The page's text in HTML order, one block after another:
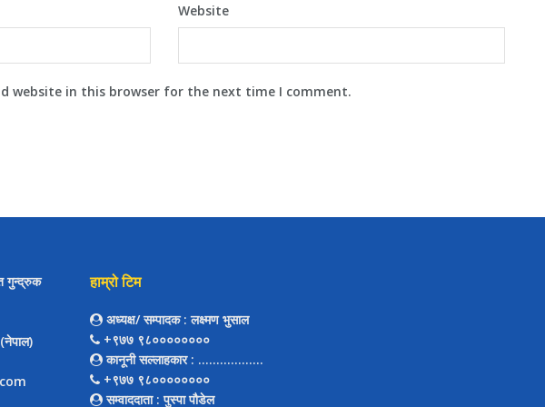
Website
website in this browser for the next time I comment.
गुन्द्रुक
हाम्रो टिम
अध्यक्ष/ सम्पादक: लक्ष्मण भुसाल
+९७७ ९८००००००००
कानूनी सल्लाहकार: ..................
+९७७ ९८००००००००
सम्वाददाता: पुस्पा पौडेल